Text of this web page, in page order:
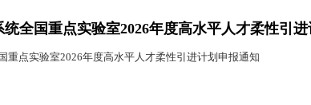
全国重点实验室2026年度高水平人才柔性引
重点实验室2026年度高水平人才柔性引进计划申报通知